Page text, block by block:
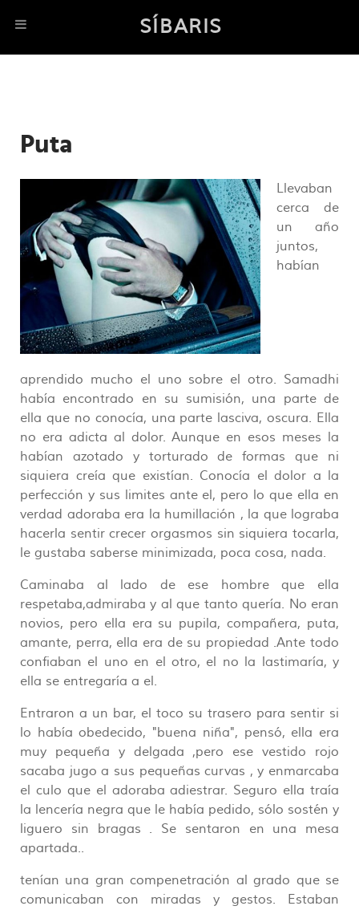
SÍBARIS
Puta
Llevaban
cerca de
un año
juntos,
habían
aprendido mucho el uno sobre el otro. Samadhi
había encontrado en su sumisión, una parte de
ella que no conocía, una parte lasciva, oscura. Ella
no era adicta al dolor. Aunque en esos meses la
habían azotado y torturado de formas que ni
siquiera creía que existían. Conocía el dolor a la
perfección y sus limites ante el, pero lo que ella en
verdad adoraba era la humillación , la que lograba
hacerla sentir crecer orgasmos sin siquiera tocarla,
le gustaba saberse minimizada, poca cosa, nada.
Caminaba al lado de ese hombre que ella
respetaba,admiraba y al que tanto quería. No eran
novios, pero ella era su pupila, compañera, puta,
amante, perra, ella era de su propiedad .Ante todo
confiaban el uno en el otro, el no la lastimaría, y
ella se entregaría a el.
Entraron a un bar, el toco su trasero para sentir si
lo había obedecido, "buena niña", pensó, ella era
muy pequeña y delgada ,pero ese vestido rojo
sacaba jugo a sus pequeñas curvas , y enmarcaba
el culo que el adoraba adiestrar. Seguro ella traía
la lencería negra que le había pedido, sólo sostén y
liguero sin bragas . Se sentaron en una mesa
apartada..
tenían una gran compenetración al grado que se
comunicaban con miradas y gestos. Estaban